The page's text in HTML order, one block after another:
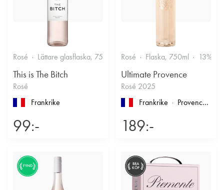
Rosé Lättare glasflaska, 750ml 11.5% Friskt & Bärigt
This is The Bitch
Rosé
Frankrike
99:-
Rosé Flaska, 750ml 13%
Ultimate Provence
Rosé 2025
Frankrike
Provence
189:-
FYND
BRA
KÖP